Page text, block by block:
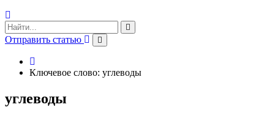
Отправить статью
Ключевое слово: углеводы
углеводы